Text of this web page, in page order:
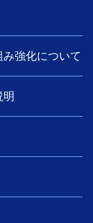
強化について
明